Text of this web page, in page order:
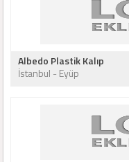
Albedo Plastik Kalıp
İstanbul - Eyüp